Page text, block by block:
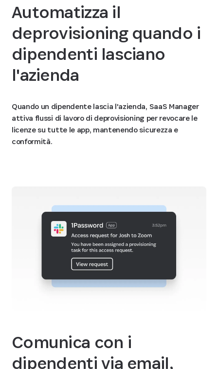
Automatizza il
deprovisioning quando i
dipendenti lasciano
l'azienda
Quando un dipendente lascia l'azienda, SaaS Manager
attiva flussi di lavoro di deprovisioning per revocare le
licenze su tutte le app, mantenendo sicurezza e
conformità.
Comunica con i
dipendenti via email,